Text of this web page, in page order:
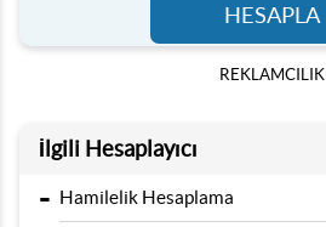
HESAPLA
REKLAMCILIK
İlgili Hesaplayıcı
- Hamilelik Hesaplama